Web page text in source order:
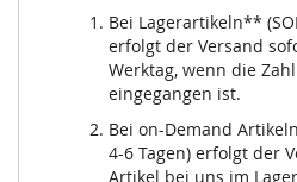
Bei Lagerartikeln**
erfolgt der Versand
Werktag, wenn die
eingegangen ist.
Bei on-Demand
4-6 Tagen) erfolgt der
Artikel bei uns im